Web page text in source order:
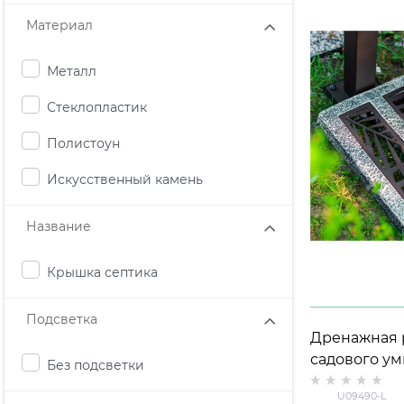
Материал
Металл
Стеклопластик
Полистоун
Искусственный камень
Название
Крышка септика
Подсветка
Без подсветки
Дренажная
садового
U09490-L
U09490-L